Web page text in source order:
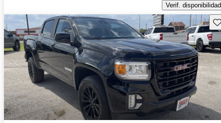
Verif. disponibilidad